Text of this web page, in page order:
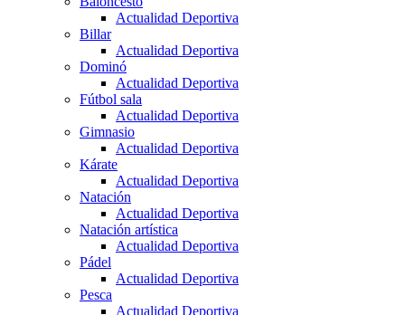
Actualidad Deportiva
Billar
Actualidad Deportiva
Dominó
Actualidad Deportiva
Fútbol sala
Actualidad Deportiva
Gimnasio
Actualidad Deportiva
Kárate
Actualidad Deportiva
Natación
Actualidad Deportiva
Natación artística
Actualidad Deportiva
Pádel
Actualidad Deportiva
Pesca
Actualidad Deportiva